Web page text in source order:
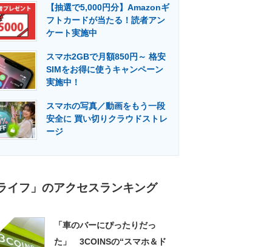
ィア 建設×テクノロジーの最前線
【抽選で5,000円分】Amazonギ
フトカードが当たる！読者アン
ケート実施中
スマホ2GBで月額850円～ 格安
SIMをお得に使うキャンペーン
実施中！
スマホの写真／動画をもう一段
安全に 買い切りクラウドストレ
ージ
イフ」のアクセスランキング
「車のバーにぴったりだっ
た」 3COINSの“スマホ＆ド